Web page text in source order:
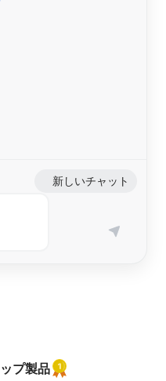
新しいチャット
プ製品